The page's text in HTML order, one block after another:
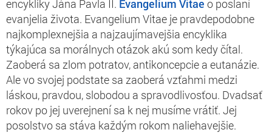
encykliky Jána Pavla II. Evangelium Vitae o poslaní
evanjelia života. Evangelium Vitae je pravdepodobne
najkomplexnejšia a najzaujímavejšia encyklika
týkajúca sa morálnych otázok akú som kedy čítal.
Zaoberá sa zlom potratov, antikoncepcie a eutanázie.
Ale vo svojej podstate sa zaoberá vzťahmi medzi
láskou, pravdou, slobodou a spravodlivosťou. Dvadsať
rokov po jej uverejnení sa k nej musíme vrátiť. Jej
posolstvo sa stáva každým rokom naliehavejšie.